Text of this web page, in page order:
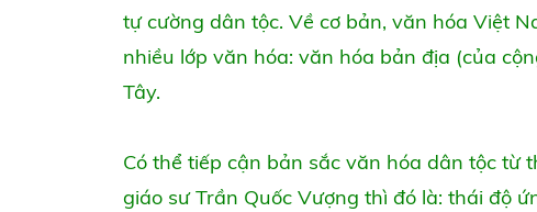
tự cường dân tộc. Về cơ bản, văn hóa Việt
nhiều lớp văn hóa: văn hóa bản địa (của
Tây.
Có thể tiếp cận bản sắc văn hóa dân tộc từ
giáo sư Trần Quốc Vượng thì đó là: thái độ